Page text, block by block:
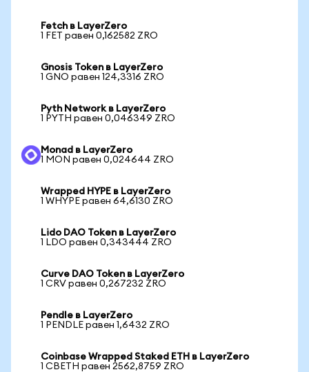
Fetch в LayerZero
1 FET равен 0,162582 ZRO
Gnosis Token в LayerZero
1 GNO равен 124,3316 ZRO
Pyth Network в LayerZero
1 PYTH равен 0,046349 ZRO
Monad в LayerZero
1 MON равен 0,024644 ZRO
Wrapped HYPE в LayerZero
1 WHYPE равен 64,6130 ZRO
Lido DAO Token в LayerZero
1 LDO равен 0,343444 ZRO
Curve DAO Token в LayerZero
1 CRV равен 0,267232 ZRO
Pendle в LayerZero
1 PENDLE равен 1,6432 ZRO
Coinbase Wrapped Staked ETH в LayerZero
1 CBETH равен 2562,8759 ZRO